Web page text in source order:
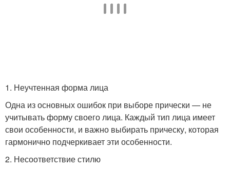
1. Неучтенная форма лица
Одна из основных ошибок при выборе прически — не
учитывать форму своего лица. Каждый тип лица имеет
свои особенности, и важно выбирать прическу, которая
гармонично подчеркивает эти особенности.
2. Несоответствие стилю